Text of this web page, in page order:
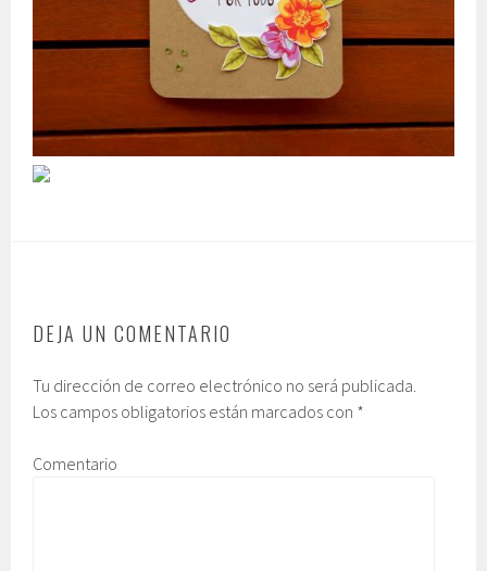
DEJA UN COMENTARIO
Tu dirección de correo electrónico no será publicada.
Los campos obligatorios están marcados con *
Comentario